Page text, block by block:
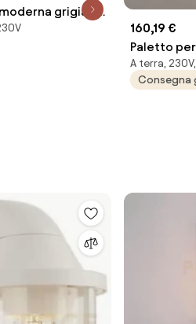
grigia 56
160,19 €
Paletto per
Silver
A terra,
Consegna